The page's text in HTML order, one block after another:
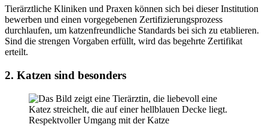
Tierärztliche Kliniken und Praxen können sich bei dieser Institution
bewerben und einen vorgegebenen Zertifizierungsprozess
durchlaufen, um katzenfreundliche Standards bei sich zu etablieren.
Sind die strengen Vorgaben erfüllt, wird das begehrte Zertifikat
erteilt.
2. Katzen sind besonders
Respektvoller Umgang mit der Katze